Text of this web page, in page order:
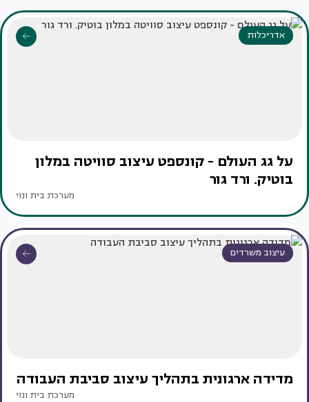
אדריכלות
על גג העולם - קונספט עיצוב סוויטה במלון
בוטיק. ורד גור
מערכת בית ונוי
עיצוב משרדים
מדידה ארגונית בתהליך עיצוב סביבת העבודה
מערכת בית ונוי